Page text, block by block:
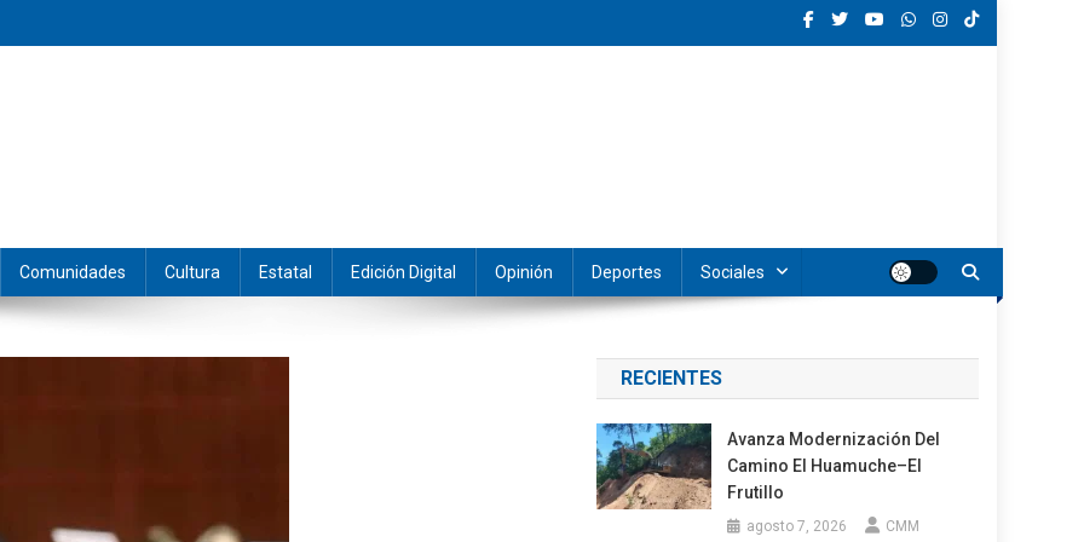
Comunidades Cultura Estatal Edición Digital Opinión Deportes Sociales
RECIENTES
Avanza Modernización Del
Camino El Huamuche–El
Frutillo
agosto 7, 2026 CMM